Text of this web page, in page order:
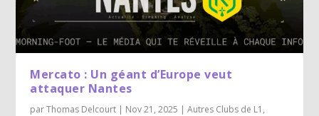
Mercato : Un géant d’Europe veut
attaquer Nantes
parThomas Delcourt | Nov 21, 2025 |Autres Clubs de L1 ,